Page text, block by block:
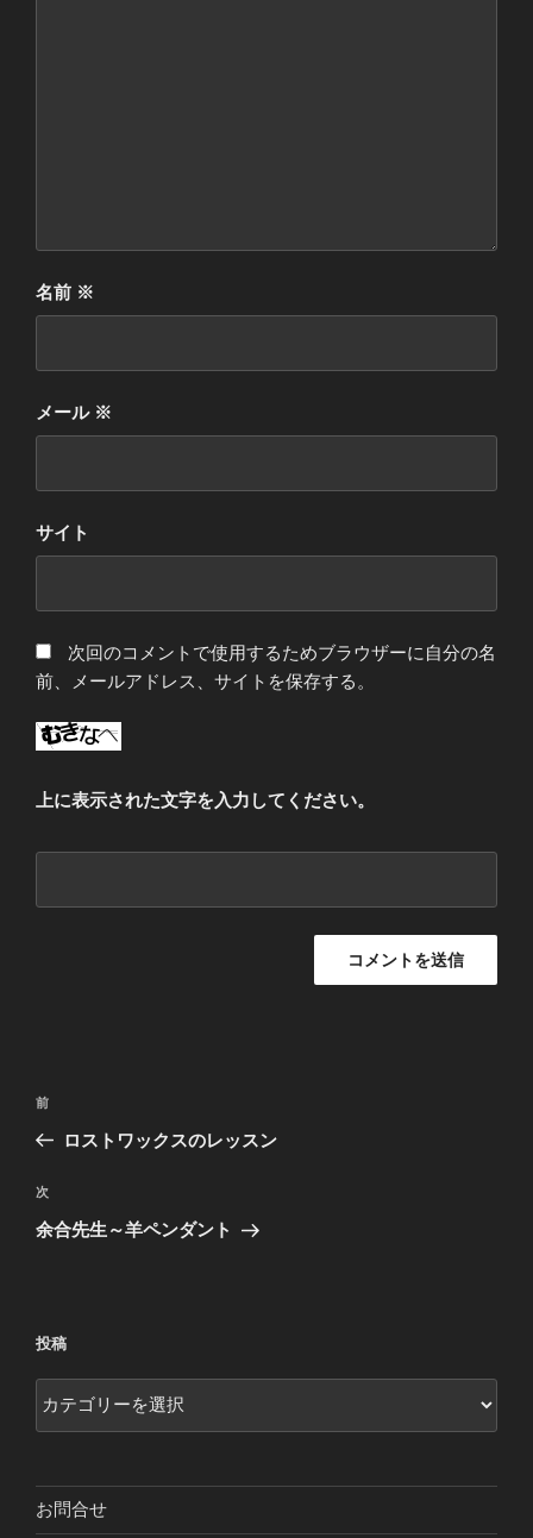
名前 ※
メール ※
サイト
次回のコメントで使用するためブラウザーに自分の名
前、メールアドレス、サイトを保存する。
上に表示された文字を入力してください。
投
ビ
ゲ
ン
前
の
稿
前
ロストワックスのレッスン
次
の
次
余合先生～羊ペンダント
投稿
稿
お問合せ